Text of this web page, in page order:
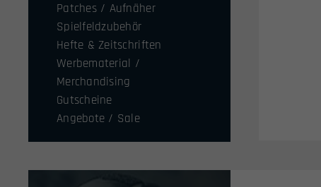
Patches / Aufnäher
Spielfeldzubehör
Hefte & Zeitschriften
Werbematerial /
Merchandising
Gutscheine
Angebote / Sale